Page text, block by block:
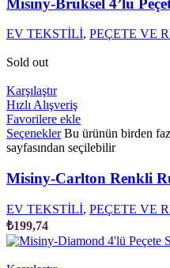
EV TEKSTİLİ, PEÇETE VE
Sold out
Karşılaştır
Hızlı Alışveriş
Favorilere ekle
Seçenekler Bu ürünün birden
sayfasından seçilebilir
Misiny-Carlton Renkli
EV TEKSTİLİ, PEÇETE VE
₺199,74